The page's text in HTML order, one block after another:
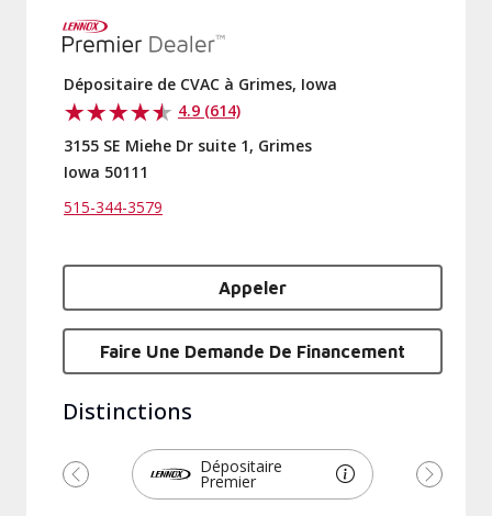
Dépositaire de CVAC à Grimes, Iowa
4.9 (614)
3155 SE Miehe Dr suite 1, Grimes
Iowa 50111
515-344-3579
Appeler
Faire Une Demande De Financement
Distinctions
Dépositaire
Premier
Précédent Suivant